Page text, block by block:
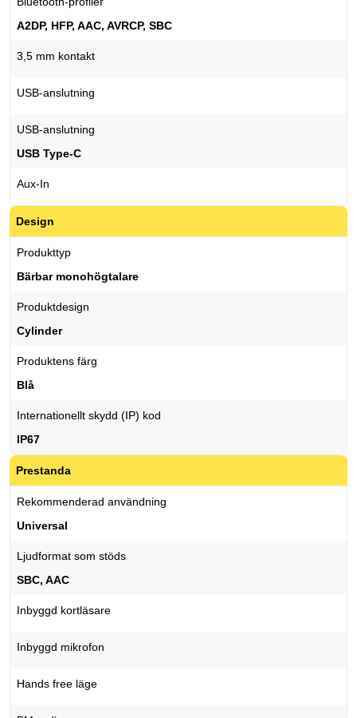
A2DP, HFP, AAC, AVRCP, SBC
3,5 mm kontakt
USB-anslutning
USB-anslutning
USB Type-C
Aux-In
Design
Produkttyp
Bärbar monohögtalare
Produktdesign
Cylinder
Produktens färg
Blå
Internationellt skydd (IP) kod
IP67
Prestanda
Rekommenderad användning
Universal
Ljudformat som stöds
SBC, AAC
Inbyggd kortläsare
Inbyggd mikrofon
Hands free läge